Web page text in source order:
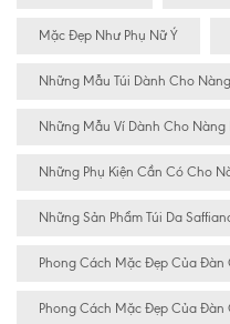
Mặc Đẹp Như Phụ Nữ Ý
Những Mẫu Túi Dành Cho
Những Mẫu Ví Dành Cho Nàng
Những Phụ Kiện Cần Có Cho
Những Sản Phẩm Túi Da
Phong Cách Mặc Đẹp Của Đàn
Phong Cách Mặc Đẹp Của Đàn